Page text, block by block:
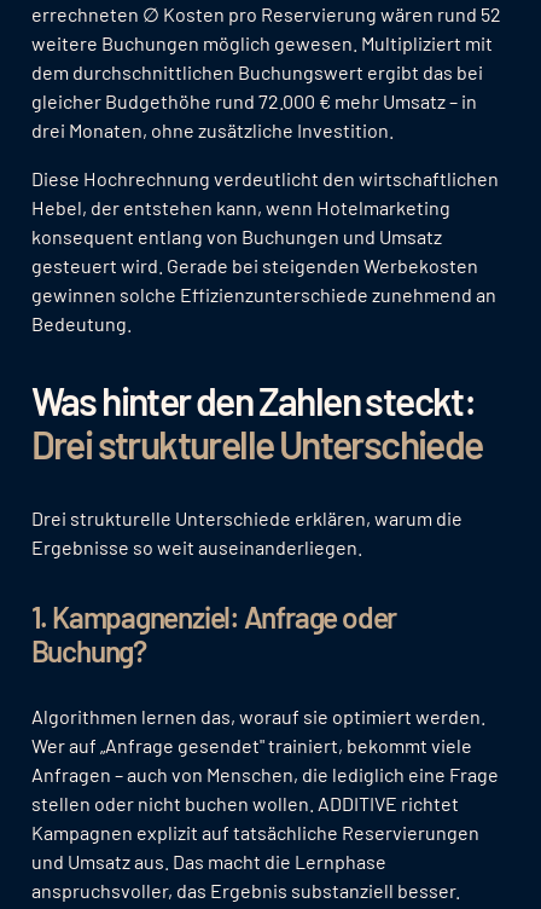
errechneten ∅ Kosten pro Reservierung wären rund 52
weitere Buchungen möglich gewesen. Multipliziert mit
dem durchschnittlichen Buchungswert ergibt das bei
gleicher Budgethöhe rund 72.000 € mehr Umsatz – in
drei Monaten, ohne zusätzliche Investition.
Diese Hochrechnung verdeutlicht den wirtschaftlichen
Hebel, der entstehen kann, wenn Hotelmarketing
konsequent entlang von Buchungen und Umsatz
gesteuert wird. Gerade bei steigenden Werbekosten
gewinnen solche Effizienzunterschiede zunehmend an
Bedeutung.
Was hinter den Zahlen steckt:
Drei strukturelle Unterschiede
Drei strukturelle Unterschiede erklären, warum die
Ergebnisse so weit auseinanderliegen.
1. Kampagnenziel: Anfrage oder
Buchung?
Algorithmen lernen das, worauf sie optimiert werden.
Wer auf „Anfrage gesendet" trainiert, bekommt viele
Anfragen – auch von Menschen, die lediglich eine Frage
stellen oder nicht buchen wollen. ADDITIVE richtet
Kampagnen explizit auf tatsächliche Reservierungen
und Umsatz aus. Das macht die Lernphase
anspruchsvoller, das Ergebnis substanziell besser.